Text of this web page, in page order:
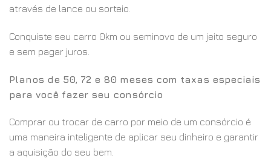
através de lance ou sorteio.
Conquiste seu carro 0km ou seminovo de um jeito seguro
e sem pagar juros.
Planos de 50, 72 e 80 meses com taxas especiais
para você fazer seu consórcio
Comprar ou trocar de carro por meio de um consórcio é
uma maneira inteligente de aplicar seu dinheiro e garantir
a aquisição do seu bem.